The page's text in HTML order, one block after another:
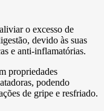
o excesso de
devido às suas
e anti-inflamatórias.
propriedades
podendo
de gripe e resfriado.